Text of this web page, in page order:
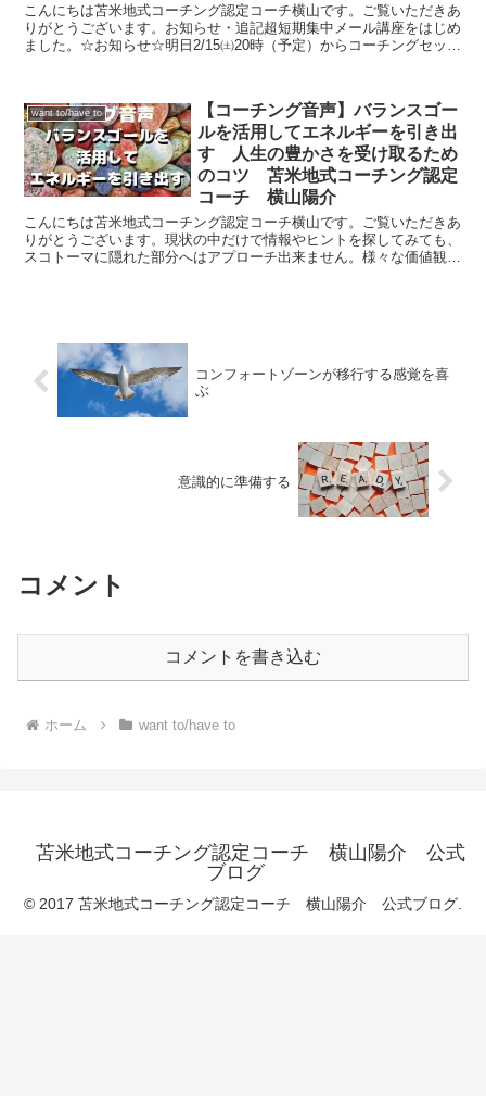
こんにちは苫米地式コーチング認定コーチ横山です。ご覧いただきあ
りがとうございます。お知らせ・追記超短期集中メール講座をはじめ
ました。☆お知らせ☆明日2/15㈯20時（予定）からコーチングセッシ
want to/have to
【コーチング音声】バランスゴー
ルを活用してエネルギーを引き出
す 人生の豊かさを受け取るため
のコツ 苫米地式コーチング認定
コーチ 横山陽介
こんにちは苫米地式コーチング認定コーチ横山です。ご覧いただきあ
りがとうございます。現状の中だけで情報やヒントを探してみても、
スコトーマに隠れた部分へはアプローチ出来ません。様々な価値観に
コンフォートゾーンが移行する感覚を喜
ぶ
意識的に準備する
コメント
コメントを書き込む
ホーム want to/have to
苫米地式コーチング認定コーチ 横山陽介 公式
ブログ
© 2017 苫米地式コーチング認定コーチ 横山陽介 公式ブログ.